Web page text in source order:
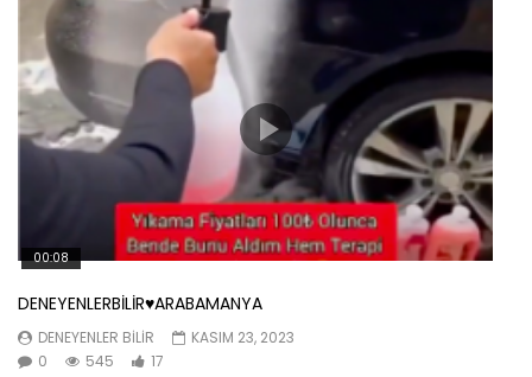
00:08
DENEYENLERBİLİR♥️ARABAMANYA
DENEYENLER BILIR
KASIM 23, 2023
0
545 17